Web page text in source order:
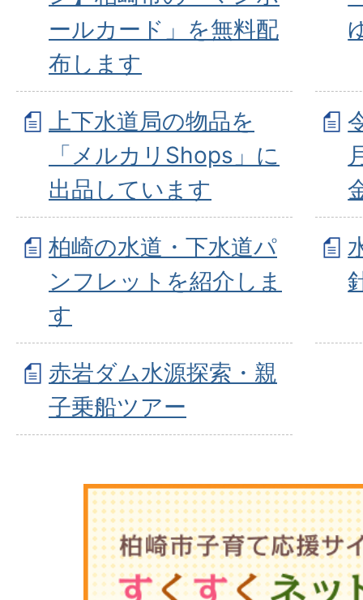
ールカード」を無料配
布します
上下水道局の物品を
「メルカリShops」に
出品しています
柏崎の水道・下水道パ
ンフレットを紹介しま
す
赤岩ダム水源探索・親
子乗船ツアー